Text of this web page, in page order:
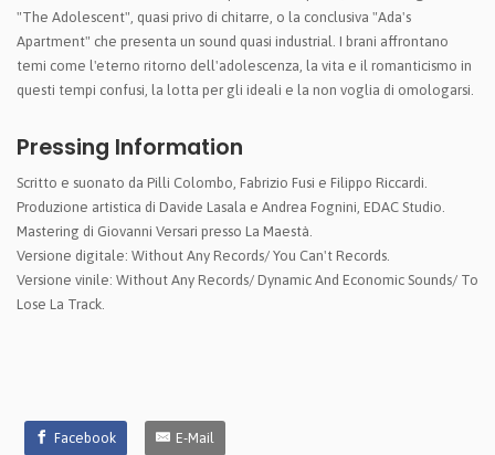
"The Adolescent", quasi privo di chitarre, o la conclusiva "Ada's
Apartment" che presenta un sound quasi industrial. I brani affrontano
temi come l'eterno ritorno dell'adolescenza, la vita e il romanticismo in
questi tempi confusi, la lotta per gli ideali e la non voglia di omologarsi.
Pressing Information
Scritto e suonato da Pilli Colombo, Fabrizio Fusi e Filippo Riccardi.
Produzione artistica di Davide Lasala e Andrea Fognini, EDAC Studio.
Mastering di Giovanni Versari presso La Maestà.
Versione digitale: Without Any Records/ You Can't Records.
Versione vinile: Without Any Records/ Dynamic And Economic Sounds/ To
Lose La Track.
Facebook E-Mail